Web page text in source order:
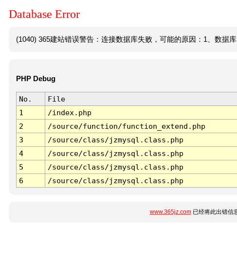
Database Error
(1040) 365建站错误警告：连接数据库失败，可能的原因：1、数据
PHP Debug
No. File
1
/index.php
2
/source/function/function_extend.php
3
/source/class/jzmysql.class.php
4
/source/class/jzmysql.class.php
5
/source/class/jzmysql.class.php
6
/source/class/jzmysql.class.php
www.365jz.com已经将此出错信